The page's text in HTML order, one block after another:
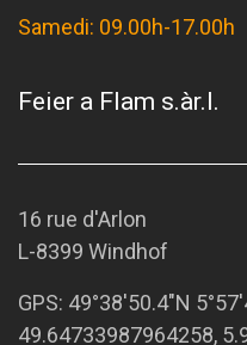
Samedi: 09.00h-17.00h
Feier a Flam s.àr.l.
16 rue d'Arlon
L-8399 Windhof
GPS: 49°38'50.4"N
49.64733987964258,